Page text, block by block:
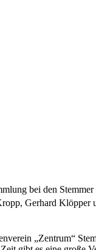
bei den
Gerhard Klöpper
„Zentrum“